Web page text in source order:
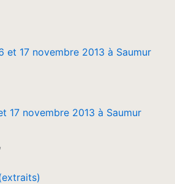
17 novembre 2013 à Saumur
,